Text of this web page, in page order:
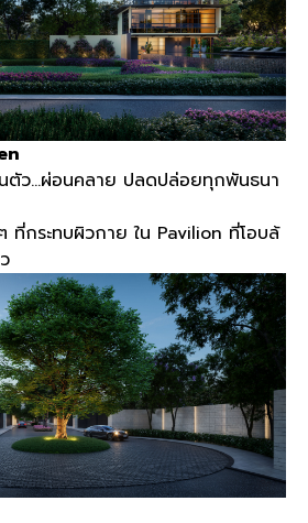
ตัว…ผ่อนคลาย ปลดปล่อยทุกพันธนา
ที่กระทบผิวกาย ใน Pavilion ที่โอบล้